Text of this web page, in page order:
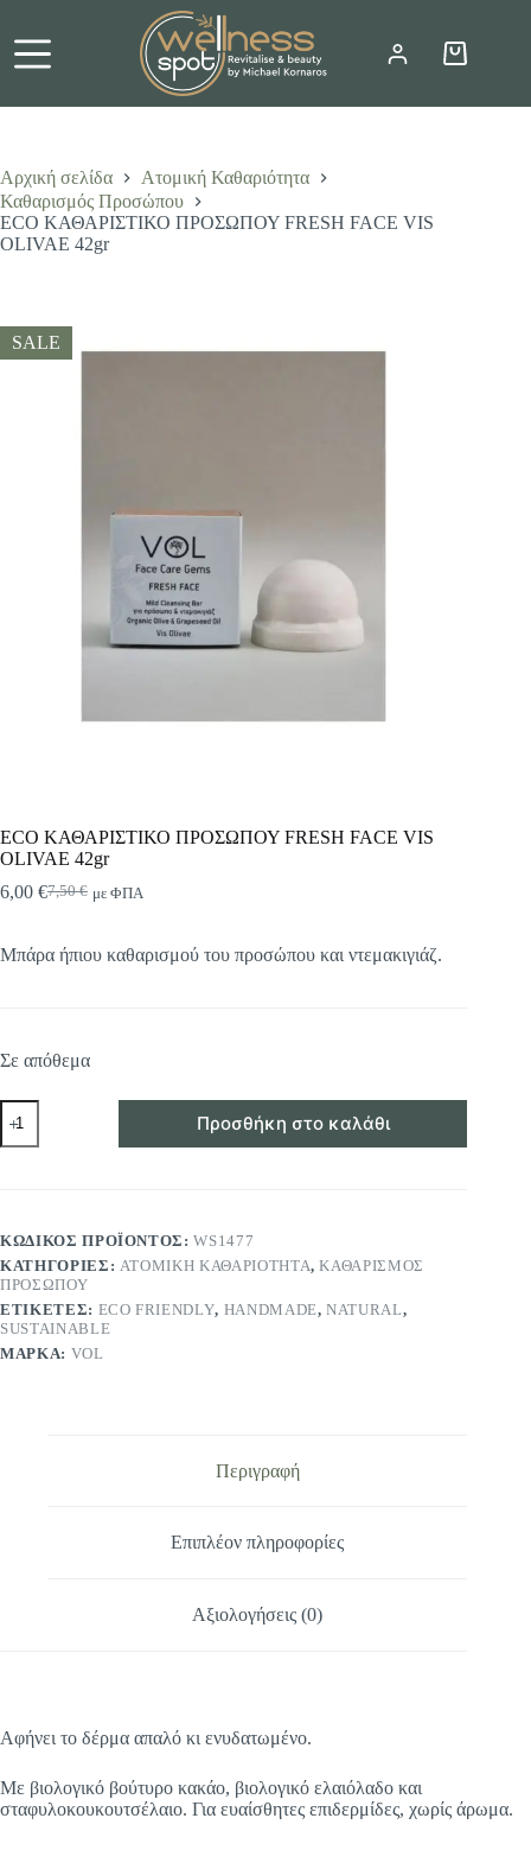
περιεχόμενο
Καλάθι
Αρχική σελίδα
Ατομική Καθαριότητα
Καθαρισμός Προσώπου
ECO ΚΑΘΑΡΙΣΤΙΚΟ ΠΡΟΣΩΠΟΥ FRESH FACE VIS
OLIVAE 42gr
SALE
ECO ΚΑΘΑΡΙΣΤΙΚΟ ΠΡΟΣΩΠΟΥ FRESH FACE VIS
OLIVAE 42gr
7,50€
Original
was:
7,50 €.
6,00 €Η
τιμή
είναι:
με ΦΠΑ
Μπάρα ήπιου καθαρισμού του προσώπου και ντεμακιγιάζ.
Σε απόθεμα
ECO
ΚΑΘΑΡΙΣΤΙΚΟ
ΠΡΟΣΩΠΟΥ
42gr
ποσότητα
Προσθήκη στο καλάθι
ΚΩΔΙΚΌΣ ΠΡΟΪΌΝΤΟΣ:WS1477
ΚΑΤΗΓΟΡΊΕΣ: ΑΤΟΜΙΚΉ ΚΑΘΑΡΙΌΤΗΤΑ,ΚΑΘΑΡΙΣΜΌΣ
ΠΡΟΣΏΠΟΥ
ΕΤΙΚΈΤΕΣ: ECO FRIENDLY, HANDMADE,NATURAL,
SUSTAINABLE
ΜΆΡΚΑ: VOL
Περιγραφή
Επιπλέον πληροφορίες
Αξιολογήσεις (0)
Αφήνει το δέρμα απαλό κι ενυδατωμένο.
Με βιολογικό βούτυρο κακάο, βιολογικό ελαιόλαδο και
σταφυλοκουκουτσέλαιο. Για ευαίσθητες επιδερμίδες, χωρίς άρωμα.